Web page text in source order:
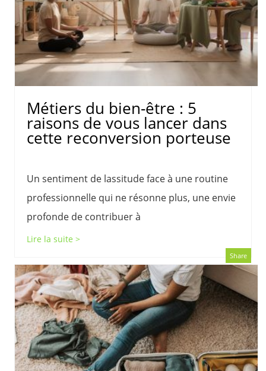
Métiers du bien-être : 5
raisons de vous lancer dans
cette reconversion porteuse
Un sentiment de lassitude face à une routine
professionnelle qui ne résonne plus, une envie
profonde de contribuer à
Lire la suite >
Share